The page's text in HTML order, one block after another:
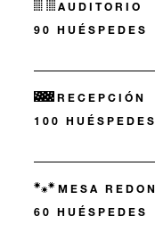
AUDITORIO
90 HUÉSPEDES
RECEPCIÓN
100 HUÉSPEDES
MESA
60 HUÉSPEDES